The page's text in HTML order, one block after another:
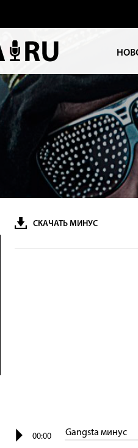
СКАЧАТЬ МИНУС
Gangsta минус
00:00